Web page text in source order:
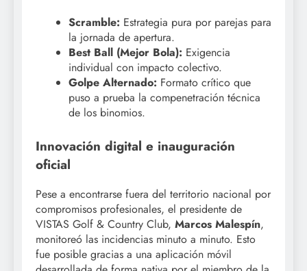
Scramble: Estrategia pura por parejas para
la jornada de apertura.
Best Ball (Mejor Bola): Exigencia
individual con impacto colectivo.
Golpe Alternado: Formato crítico que
puso a prueba la compenetración técnica
de los binomios.
Innovación digital e inauguración
oficial
Pese a encontrarse fuera del territorio nacional por
compromisos profesionales, el presidente de
VISTAS Golf & Country Club, Marcos Malespín,
monitoreó las incidencias minuto a minuto. Esto
fue posible gracias a una aplicación móvil